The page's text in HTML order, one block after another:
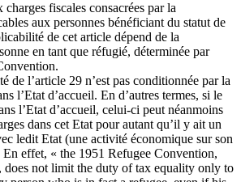
fiscales consacrées par la
aux personnes bénéficiant du statut de
de cet article dépend de la
en tant que réfugié, déterminée par
de l’article 29 n’est pas conditionnée par la
l’Etat d’accueil. En d’autres termes, si le
l’Etat d’accueil, celui-ci peut néanmoins
dans cet Etat pour autant qu’il y ait un
ledit Etat (une activité économique sur son
effet, « the 1951 Refugee Convention,
does not limit the duty of tax equality only to